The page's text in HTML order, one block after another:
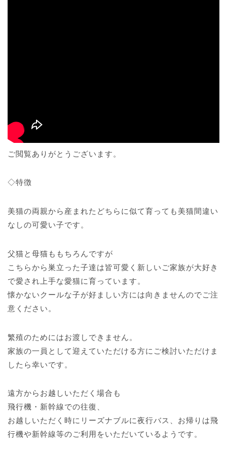
ご閲覧ありがとうございます。
◇特徴
美猫の両親から産まれたどちらに似て育っても美猫間違い
なしの可愛い子です。
父猫と母猫ももちろんですが
こちらから巣立った子達は皆可愛く新しいご家族が大好き
で愛され上手な愛猫に育っています。
懐かないクールな子が好ましい方には向きませんのでご注
意ください。
繁殖のためにはお渡しできません。
家族の一員として迎えていただける方にご検討いただけま
したら幸いです。
遠方からお越しいただく場合も
飛行機・新幹線での往復、
お越しいただく時にリーズナブルに夜行バス、お帰りは飛
行機や新幹線等のご利用をいただいているようです。